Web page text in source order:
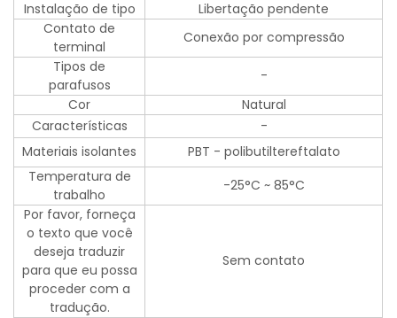
Instalação de tipo
Libertação pendente
Contato de
terminal
Conexão por compressão
Tipos de
parafusos
-
Cor
Natural
Características
-
Materiais isolantes
PBT - polibutiltereftalato
Temperatura de
trabalho
-25°C ~ 85°C
Por favor, forneça
o texto que você
deseja traduzir
para que eu possa
proceder com a
tradução.
Sem contato